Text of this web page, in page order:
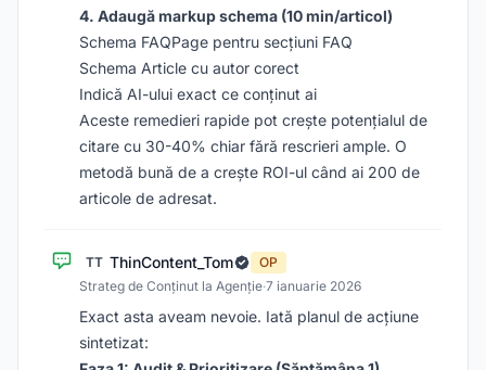
4. Adaugă markup schema (10 min/articol)
Schema FAQPage pentru secțiuni FAQ
Schema Article cu autor corect
Indică AI-ului exact ce conținut ai
Aceste remedieri rapide pot crește potențialul de
citare cu 30-40% chiar fără rescrieri ample. O
metodă bună de a crește ROI-ul când ai 200 de
articole de adresat.
TT ThinContent_Tom
OP
Strateg de Conținut la Agenție·7 ianuarie 2026
Exact asta aveam nevoie. Iată planul de acțiune
sintetizat: